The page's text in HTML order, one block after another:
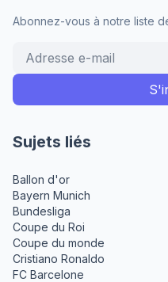
Abonnez-vous à notre liste
Sujets liés
Ballon d'or
Bayern Munich
Bundesliga
Coupe du Roi
Coupe du monde
Cristiano Ronaldo
FC Barcelone